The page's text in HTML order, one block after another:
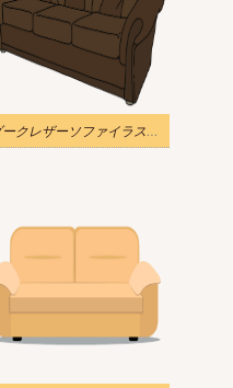
ダークレザーソファイラスト透明